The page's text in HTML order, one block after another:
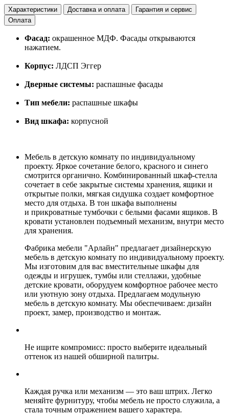
Характеристики Доставка и оплата
Гарантия и сервис
Оплата
Фасад: окрашенное МДФ. Фасады открываются
нажатием.
Корпус: ЛДСП Эггер
Дверные системы: распашные фасады
Тип мебели: распашные шкафы
Вид шкафа: корпусной
Мебель в детскую комнату по индивидуальному
проекту. Яркое сочетание белого, красного и синего
смотрится органично. Комбинированный шкаф-стелла
сочетает в себе закрытые системы хранения, ящики и
открытые полки, мягкая сидушка создает комфортное
место для отдыха. В тон шкафа выполнены
и прикроватные тумбочки с белыми фасами ящиков. В
кровати установлен подъемный механизм, внутри место
для хранения.
Фабрика мебели "Арлайн" предлагает дизайнерскую
мебель в детскую комнату по индивидуальному проекту.
Мы изготовим для вас вместительные шкафы для
одежды и игрушек, тумбы или стеллажи, удобные
детские кровати, оборудуем комфортное рабочее место
или уютную зону отдыха. Предлагаем модульную
мебель в детскую комнату. Мы обеспечиваем: дизайн
проект, замер, производство и монтаж.
Не ищите компромисс: просто выберите идеальный
оттенок из нашей обширной палитры.
Каждая ручка или механизм — это ваш штрих. Легко
меняйте фурнитуру, чтобы мебель не просто служила, а
стала точным отражением вашего характера.